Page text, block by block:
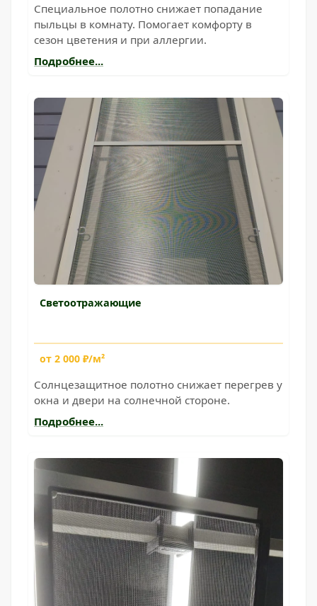
Специальное полотно снижает попадание
пыльцы в комнату. Помогает комфорту в
сезон цветения и при аллергии.
Подробнее...
Светоотражающие
от 2 000 ₽/м²
Солнцезащитное полотно снижает перегрев у
окна и двери на солнечной стороне.
Подробнее...